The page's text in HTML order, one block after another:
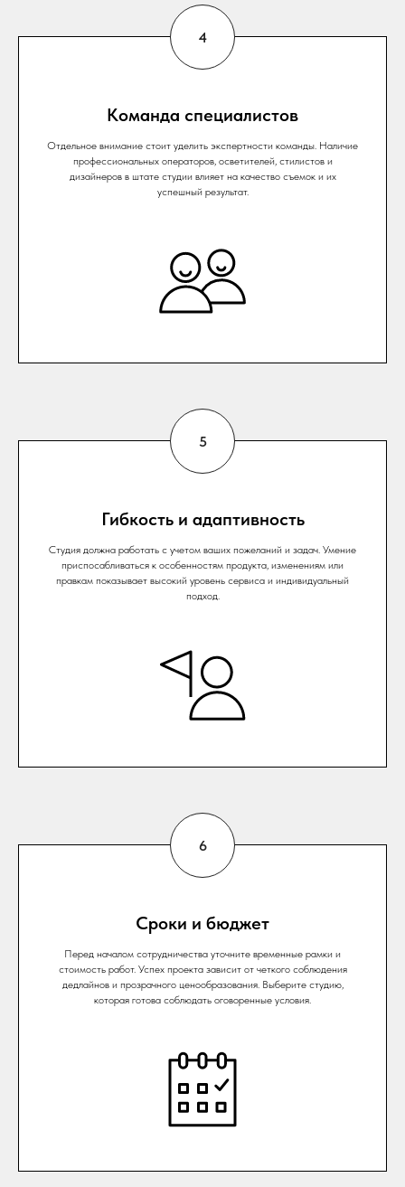
Команда специалистов
Отдельное внимание стоит уделить экспертности команды. Наличие
профессиональных операторов, осветителей, стилистов и
дизайнеров в штате студии влияет на качество съемок и их
успешный результат.
Гибкость и адаптивность
Студия должна работать с учетом ваших пожеланий и задач. Умение
приспосабливаться к особенностям продукта, изменениям или
правкам показывает высокий уровень сервиса и индивидуальный
подход.
Сроки и бюджет
Перед началом сотрудничества уточните временные рамки и
стоимость работ. Успех проекта зависит от четкого соблюдения
дедлайнов и прозрачного ценообразования. Выберите студию,
которая готова соблюдать оговоренные условия.